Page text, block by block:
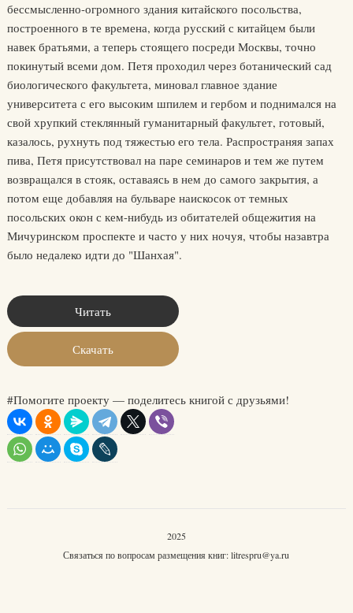
бессмысленно-огромного здания китайского посольства,
построенного в те времена, когда русский с китайцем были
навек братьями, а теперь стоящего посреди Москвы, точно
покинутый всеми дом. Петя проходил через ботанический сад
биологического факультета, миновал главное здание
университета с его высоким шпилем и гербом и поднимался на
свой хрупкий стеклянный гуманитарный факультет, готовый,
казалось, рухнуть под тяжестью его тела. Распространяя запах
пива, Петя присутствовал на паре семинаров и тем же путем
возвращался в стояк, оставаясь в нем до самого закрытия, а
потом еще добавляя на бульваре наискосок от темных
посольских окон с кем-нибудь из обитателей общежития на
Мичуринском проспекте и часто у них ночуя, чтобы назавтра
было недалеко идти до "Шанхая".
Читать
Скачать
#Помогите проекту — поделитесь книгой с друзьями!
2025
Связаться по вопросам размещения книг:litrespru@ya.ru